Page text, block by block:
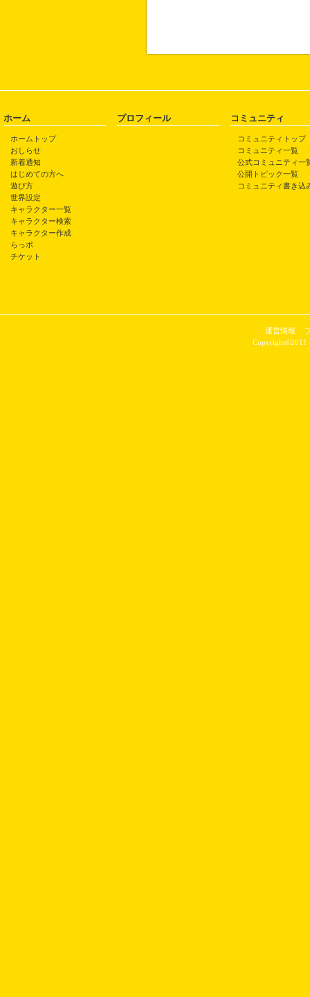
ホーム
ホームトップ
おしらせ
新着通知
はじめての方へ
遊び方
世界設定
キャラクター一覧
キャラクター検索
キャラクター作成
らっポ
チケット
プロフィール コミュニティ
コミュニティトップ
コミュニティ一覧
公式コミュニティ一
公開トピック一覧
コミュニティ書き込
運営情報
Copyright©2011